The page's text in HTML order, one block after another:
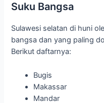
Suku Bangsa
Sulawesi selatan di huni
bangsa dan yang paling
Berikut daftarnya:
Bugis
Makassar
Mandar